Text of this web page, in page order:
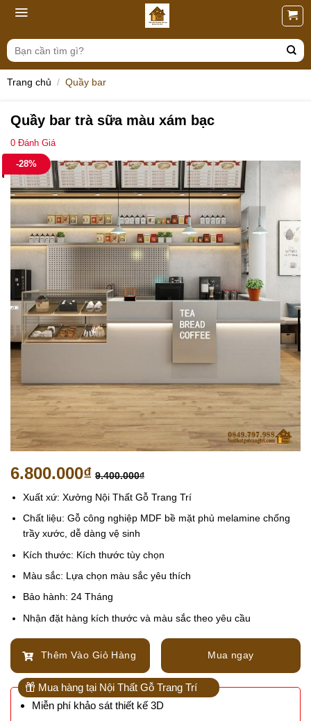
Skip
content
Tìm
kiếm:
Trang chủ / Quầy bar
Quầy bar trà sữa màu xám bạc
0 Đánh Giá
-28%
6.800.000₫ 9.400.000₫
Xuất xứ: Xưởng Nội Thất Gỗ Trang Trí
Chất liệu: Gỗ công nghiệp MDF bề mặt phủ melamine chống
trầy xước, dễ dàng vệ sinh
Kích thước: Kích thước tùy chọn
Màu sắc: Lựa chọn màu sắc yêu thích
Bảo hành: 24 Tháng
Nhận đặt hàng kích thước và màu sắc theo yêu cầu
Thêm Vào Giỏ Hàng Mua ngay
Mua hàng tại Nội Thất Gỗ Trang Trí
Miễn phí khảo sát thiết kế 3D